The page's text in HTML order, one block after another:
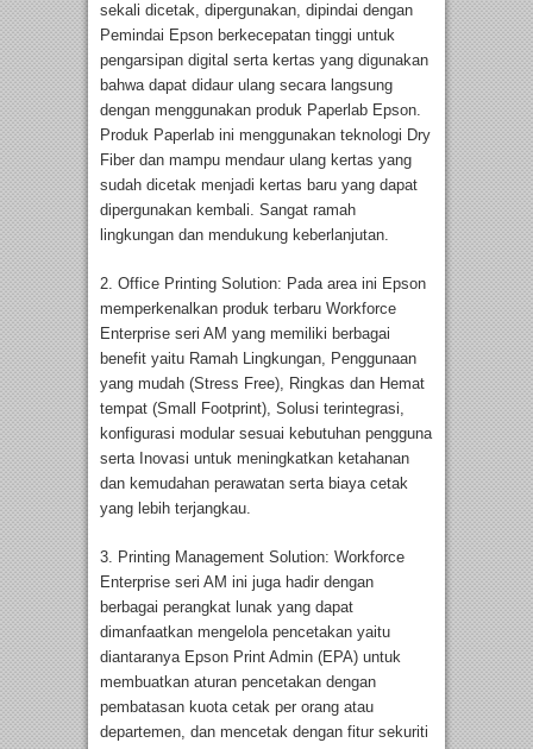
sekali dicetak, dipergunakan, dipindai dengan
Pemindai Epson berkecepatan tinggi untuk
pengarsipan digital serta kertas yang digunakan
bahwa dapat didaur ulang secara langsung
dengan menggunakan produk Paperlab Epson.
Produk Paperlab ini menggunakan teknologi Dry
Fiber dan mampu mendaur ulang kertas yang
sudah dicetak menjadi kertas baru yang dapat
dipergunakan kembali. Sangat ramah
lingkungan dan mendukung keberlanjutan.
2. Office Printing Solution: Pada area ini Epson
memperkenalkan produk terbaru Workforce
Enterprise seri AM yang memiliki berbagai
benefit yaitu Ramah Lingkungan, Penggunaan
yang mudah (Stress Free), Ringkas dan Hemat
tempat (Small Footprint), Solusi terintegrasi,
konfigurasi modular sesuai kebutuhan pengguna
serta Inovasi untuk meningkatkan ketahanan
dan kemudahan perawatan serta biaya cetak
yang lebih terjangkau.
3. Printing Management Solution: Workforce
Enterprise seri AM ini juga hadir dengan
berbagai perangkat lunak yang dapat
dimanfaatkan mengelola pencetakan yaitu
diantaranya Epson Print Admin (EPA) untuk
membuatkan aturan pencetakan dengan
pembatasan kuota cetak per orang atau
departemen, dan mencetak dengan fitur sekuriti